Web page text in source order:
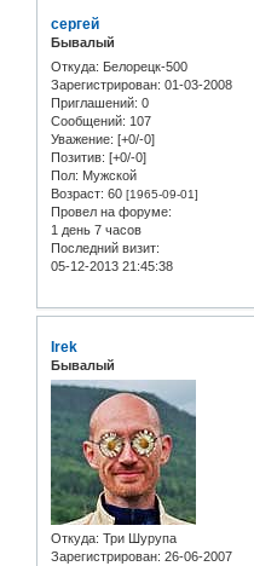
сергей
Бывалый
Откуда: Белорецк-500
Зарегистрирован: 01-03-2008
Приглашений: 0
Сообщений: 107
Уважение: [+0/-0]
Позитив: [+0/-0]
Пол: Мужской
Возраст: 60 [1965-09-01]
Провел на форуме:
1 день 7 часов
Последний визит:
05-12-2013 21:45:38
Irek
Бывалый
Откуда: Три Шурупа
Зарегистрирован: 26-06-2007